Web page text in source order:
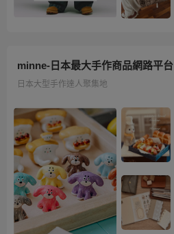
minne-日本最大手作商品網路平台
日本大型手作達人聚集地